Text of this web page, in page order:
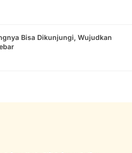
Bisa Dikunjungi, Wujudkan